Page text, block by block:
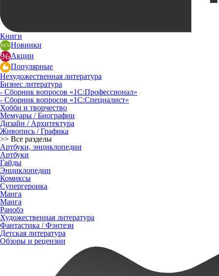
Книги
Новинки
Акции
Популярные
Нехудожественная литература
Бизнес литература
- Сборник вопросов «1С:Профессионал»
- Сборник вопросов «1С:Специалист»
Хобби и творчество
Мемуары / Биографии
Дизайн / Архитектура
Живопись / Графика
>> Все разделы
Артбуки, энциклопедии
Артбуки
Гайды
Энциклопедии
Комиксы
Супергероика
Манга
Манга
Ранобэ
Художественная литература
Фантастика / Фэнтези
Детская литература
Обзоры и рецензии